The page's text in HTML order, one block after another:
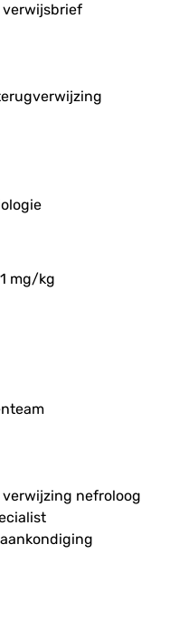
verwijsbrief
mg/kg
nefroloog